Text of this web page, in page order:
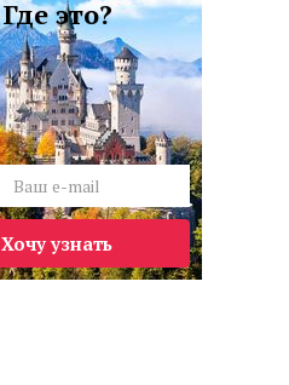
Где это?
Хочу узнать